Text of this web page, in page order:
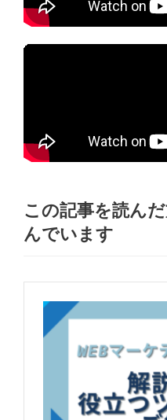
この記事を読ん
んでいます